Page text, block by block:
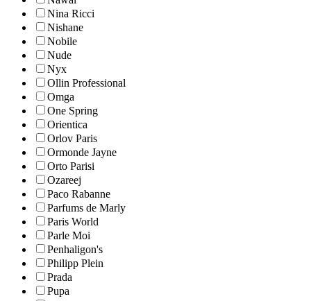
Nina Ricci
Nishane
Nobile
Nude
Nyx
Ollin Professional
Omga
One Spring
Orientica
Orlov Paris
Ormonde Jayne
Orto Parisi
Ozareej
Paco Rabanne
Parfums de Marly
Paris World
Parle Moi
Penhaligon's
Philipp Plein
Prada
Pupa